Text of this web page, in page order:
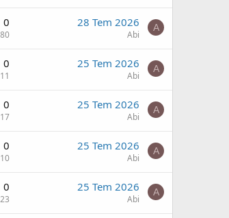
0
80
28 Tem 2026
Abi
A
0
11
25 Tem 2026
Abi
A
0
17
25 Tem 2026
Abi
A
0
10
25 Tem 2026
Abi
A
0
23
25 Tem 2026
Abi
A